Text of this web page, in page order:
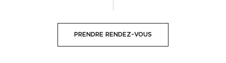
PRENDRE RENDEZ-VOUS